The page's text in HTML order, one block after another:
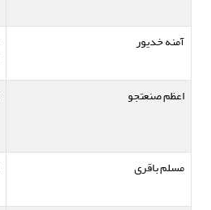
آمنه خدیور
اعظم صنعتجو
مسلم باقری